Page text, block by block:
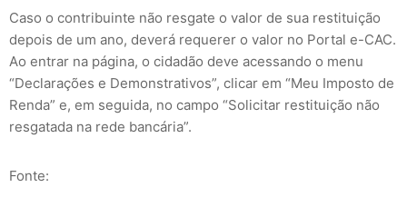
Caso o contribuinte não resgate o valor de sua restituição
depois de um ano, deverá requerer o valor no Portal e-CAC.
Ao entrar na página, o cidadão deve acessando o menu
“Declarações e Demonstrativos”, clicar em “Meu Imposto de
Renda” e, em seguida, no campo “Solicitar restituição não
resgatada na rede bancária”.
Fonte: